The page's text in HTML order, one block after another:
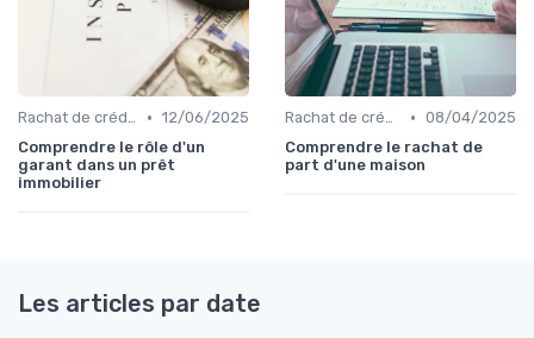
Rachat de crédit immobilier • 12/06/2025
Comprendre le rôle d'un
garant dans un prêt
immobilier
Rachat de crédit immobilier • 08/04/2025
Comprendre le rachat de
part d'une maison
Les articles par date